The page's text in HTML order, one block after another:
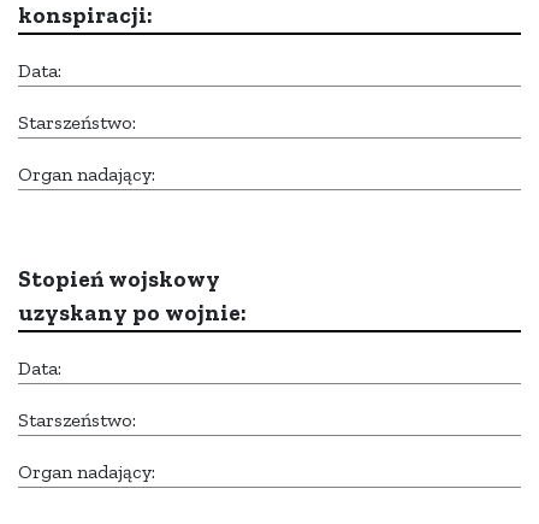
konspiracji:
Data:
Starszeństwo:
Organ nadający:
Stopień wojskowy
uzyskany po wojnie:
Data:
Starszeństwo:
Organ nadający: